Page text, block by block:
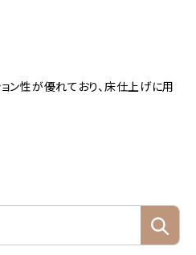
ン性が優れており、床仕上げに用